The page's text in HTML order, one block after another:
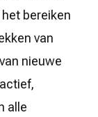
bereiken
van
nieuwe
alle